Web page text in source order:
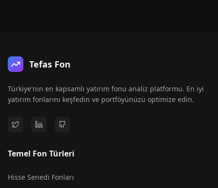
Tefas Fon
Türkiye'nin en kapsamlı yatırım fonu analiz platformu. En iyi
yatırım fonlarını keşfedin ve portföyünüzü optimize edin.
Temel Fon Türleri
Hisse Senedi Fonları